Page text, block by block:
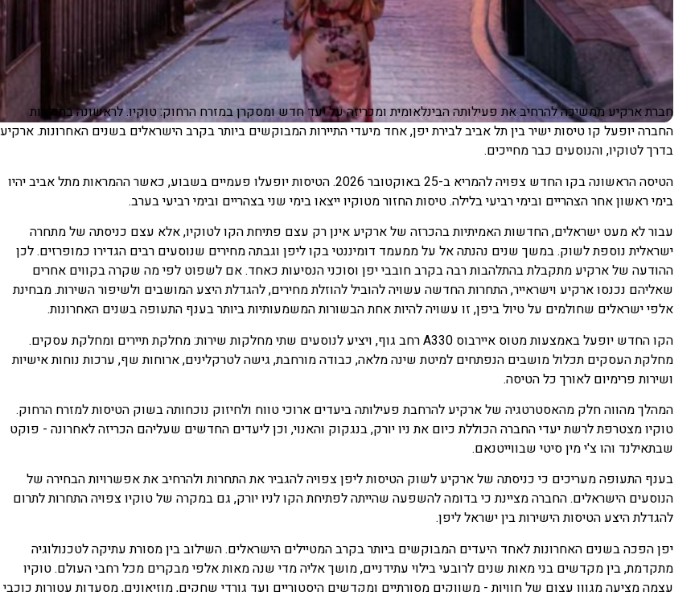
חברת ארקיע ממשיכה להרחיב את פעילותה הבינלאומית ומכריזה על יעד חדש ומסקרן במזרח הרחוק: טוקיו. לראשונה בתולדות
החברה יופעל קו טיסות ישיר בין תל אביב לבירת יפן, אחד מיעדי התיירות המבוקשים ביותר בקרב הישראלים בשנים האחרונות. ארקיע
בדרך לטוקיו, והנוסעים כבר מחייכים.
הטיסה הראשונה בקו החדש צפויה להמריא ב-25 באוקטובר 2026. הטיסות יופעלו פעמיים בשבוע, כאשר ההמראות מתל אביב יהיו
בימי ראשון אחר הצהריים ובימי רביעי בלילה. טיסות החזור מטוקיו ייצאו בימי שני בצהריים ובימי רביעי בערב.
עבור לא מעט ישראלים, החדשות האמיתיות בהכרזה של ארקיע אינן רק עצם פתיחת הקו לטוקיו, אלא עצם כניסתה של מתחרה
ישראלית נוספת לשוק. במשך שנים נהנתה אל על ממעמד דומיננטי בקו ליפן וגבתה מחירים שנוסעים רבים הגדירו כמופרזים. לכן
ההודעה של ארקיע מתקבלת בהתלהבות רבה בקרב חובבי יפן וסוכני הנסיעות כאחד. אם לשפוט לפי מה שקרה בקווים אחרים
שאליהם נכנסו ארקיע וישראייר, התחרות החדשה עשויה להוביל להוזלת מחירים, להגדלת היצע המושבים ולשיפור השירות. מבחינת
אלפי ישראלים שחולמים על טיול ביפן, זו עשויה להיות אחת הבשורות המשמעותיות ביותר בענף התעופה בשנים האחרונות.
הקו החדש יופעל באמצעות מטוס איירבוס A330 רחב גוף, ויציע לנוסעים שתי מחלקות שירות: מחלקת תיירים ומחלקת עסקים.
מחלקת העסקים תכלול מושבים הנפתחים למיטת שינה מלאה, כבודה מורחבת, גישה לטרקלינים, ארוחות שף, ערכות נוחות אישיות
ושירות פרימיום לאורך כל הטיסה.
המהלך מהווה חלק מהאסטרטגיה של ארקיע להרחבת פעילותה ביעדים ארוכי טווח ולחיזוק נוכחותה בשוק הטיסות למזרח הרחוק.
טוקיו מצטרפת לרשת יעדי החברה הכוללת כיום את ניו יורק, בנגקוק והאנוי, וכן ליעדים החדשים שעליהם הכריזה לאחרונה - פוקט
שבתאילנד והו צ'י מין סיטי שבווייטנאם.
בענף התעופה מעריכים כי כניסתה של ארקיע לשוק הטיסות ליפן צפויה להגביר את התחרות ולהרחיב את אפשרויות הבחירה של
הנוסעים הישראלים. החברה מציינת כי בדומה להשפעה שהייתה לפתיחת הקו לניו יורק, גם במקרה של טוקיו צפויה התחרות לתרום
להגדלת היצע הטיסות הישירות בין ישראל ליפן.
יפן הפכה בשנים האחרונות לאחד היעדים המבוקשים ביותר בקרב המטיילים הישראלים. השילוב בין מסורת עתיקה לטכנולוגיה
מתקדמת, בין מקדשים בני מאות שנים לרובעי בילוי עתידניים, מושך אליה מדי שנה מאות אלפי מבקרים מכל רחבי העולם. טוקיו
עצמה מציעה מגוון עצום של חוויות - משווקים מסורתיים ומקדשים היסטוריים ועד גורדי שחקים, מוזיאונים, מסעדות עטורות כוכבי